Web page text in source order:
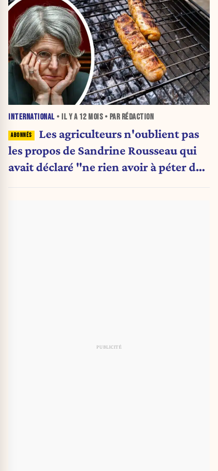
INTERNATIONAL • IL Y A 12 MOIS• PAR RÉDACTION
Les agriculteurs n'oublient pas
les propos de Sandrine Rousseau qui
avait déclaré "ne rien avoir à péter de